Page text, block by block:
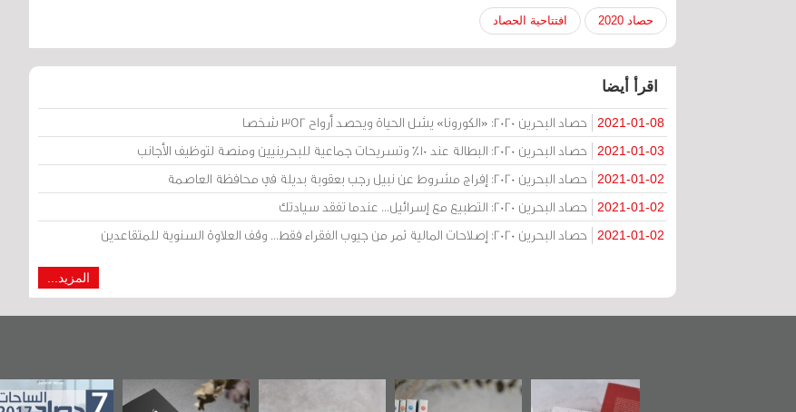
حصاد 2020 افتتاحية الحصاد
اقرأ أيضا
2021-01-08 حصاد البحرين 2020: «الكورونا» يشل الحياة ويحصد أرواح 352 شخصا
2021-01-03 حصاد البحرين 2020: البطالة عند 10% وتسريحات جماعية للبحرينيين ومنصة لتوظيف الأجانب
2021-01-02 حصاد البحرين 2020: إفراج مشروط عن نبيل رجب بعقوبة بديلة في محافظة العاصمة
2021-01-02 حصاد البحرين 2020: التطبيع مع إسرائيل... عندما تفقد سيادتك
2021-01-02 حصاد البحرين 2020: إصلاحات المالية تمر من جيوب الفقراء فقط... وقف العلاوة السنوية للمتقاعدين
المزيد...
تصنيف موضوعي
"مرآة البحرين"
حصاد 2017
عاشوراء البحرين...